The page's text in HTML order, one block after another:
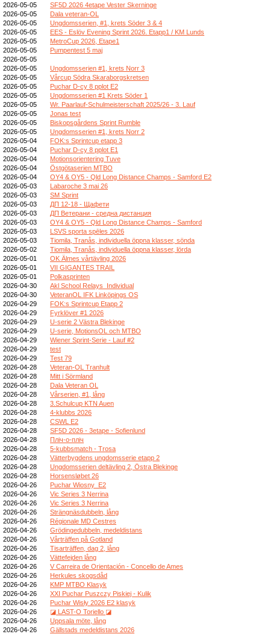
2026-05-05
SF5D 2026 4etape Vester Skerninge
2026-05-05
Dala veteran-OL
2026-05-05
Ungdomsserien, #1, krets Söder 3 & 4
2026-05-05
EES - Eslöv Evening Sprint 2026. Etapp1 / KM Lunds
2026-05-05
MetroCup 2026, Etape1
2026-05-05
Pumpentest 5 maj
2026-05-05
2026-05-05
Ungdomsserien #1, krets Norr 3
2026-05-05
Vårcup Södra Skaraborgskretsen
2026-05-05
Puchar D-cy 8 pplot E2
2026-05-05
Ungdomsserien #1 Krets Söder 1
2026-05-05
Wr. Paarlauf-Schulmeisterschaft 2025/26 - 3. Lauf
2026-05-05
Jonas test
2026-05-05
Biskopsgårdens Sprint Rumble
2026-05-05
Ungdomsserien #1, krets Norr 2
2026-05-04
FOK:s Sprintcup etapp 3
2026-05-04
Puchar D-cy 8 pplot E1
2026-05-04
Motionsorientering Tuve
2026-05-04
Östgötaserien MTBO
2026-05-04
OY4 & OY5 - Qld Long Distance Champs - Samford E2
2026-05-03
Labaroche 3 mai 26
2026-05-03
SM Sprint
2026-05-03
ДП 12-18 - Щафети
2026-05-03
ДП Ветерани - средна дистанция
2026-05-03
OY4 & OY5 - Qld Long Distance Champs - Samford
2026-05-03
LSVS sporta spēles 2026
2026-05-03
Tiomila, Tranås, individuella öppna klasser, sönda
2026-05-02
Tiomila, Tranås, individuella öppna klasser, lörda
2026-05-01
OK Älmes vårtävling 2026
2026-05-01
VII GIGANTES TRAIL
2026-05-01
Polkasprinten
2026-04-30
Akl School Relays_Individual
2026-04-30
VeteranOL IFK Linköpings OS
2026-04-29
FOK:s Sprintcup Etapp 2
2026-04-29
Fyrklöver #1 2026
2026-04-29
U-serie 2 Västra Blekinge
2026-04-29
U-serie, MotionsOL och MTBO
2026-04-29
Wiener Sprint-Serie - Lauf #2
2026-04-29
test
2026-04-29
Test 79
2026-04-28
Veteran-OL Tranhult
2026-04-28
Mitt i Sörmland
2026-04-28
Dala Veteran OL
2026-04-28
Vårserien, #1, lång
2026-04-28
3.Schulcup KTN Auen
2026-04-28
4-klubbs 2026
2026-04-28
CSWL E2
2026-04-28
SF5D 2026 - 3etape - Sofienlund
2026-04-28
Пліч-о-пліч
2026-04-28
5-kubbsmatch - Trosa
2026-04-28
Vätterbygdens ungdomsserie etapp 2
2026-04-28
Ungdomsserien deltävling 2, Östra Blekinge
2026-04-28
Horsensløbet 26
2026-04-26
Puchar Wiosny_E2
2026-04-26
Vic Series 3 Nerrina
2026-04-26
Vic Series 3 Nerrina
2026-04-26
Strängnäsdubbeln, lång
2026-04-26
Régionale MD Cestres
2026-04-26
Grödingedubbeln, medeldistans
2026-04-26
Vårträffen på Gotland
2026-04-26
Tisarträffen, dag 2, lång
2026-04-26
Vättefejden lång
2026-04-26
V Carreira de Orientación - Concello de Ames
2026-04-26
Herkules skogsdåd
2026-04-26
KMP MTBO Klasyk
2026-04-26
XXI Puchar Puszczy Piskiej - Kulik
2026-04-26
Puchar Wisły 2026 E2 klasyk
2026-04-26
◪ LAST-O Toriello ◪
2026-04-26
Uppsala möte, lång
2026-04-26
Gällstads medeldistans 2026